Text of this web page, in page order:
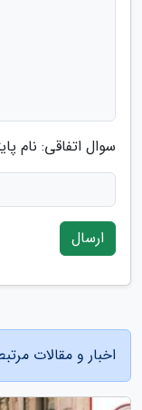
سوال اتفاقی: نام
ارسال
اخبار و مقالات